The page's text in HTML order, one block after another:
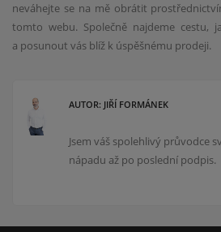
neváhejte se na mě obrátit
tomto webu. Společně najdeme cestu,
a posunout vás blíž k úspěšnému prodeji.
AUTOR: JIŘÍ FORMÁNEK
Jsem váš spolehlivý průvodce
nápadu až po poslední podpis.